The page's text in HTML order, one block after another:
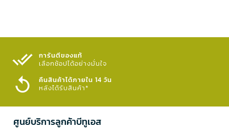
การันตีของแท้
เลือกช้อปได้อย่างมั่นใจ​
คืนสินค้าได้ภายใน 14 วัน
หลังได้รับสินค้า*
ศูนย์บริการลูกค้าบีทูเอส